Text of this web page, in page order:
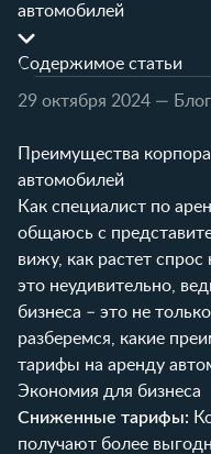
автомобилей
Содержимое статьи
29 октября 2024 — Блог
Преимущества
автомобилей
Как специалист по
общаюсь с
вижу, как растет
это неудивительно,
бизнеса – это не
разберемся, какие
тарифы на аренду
Экономия для бизнеса
Сниженные тарифы:
получают более